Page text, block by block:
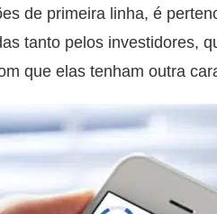
de primeira linha, é
tanto pelos investidores,
que elas tenham outra